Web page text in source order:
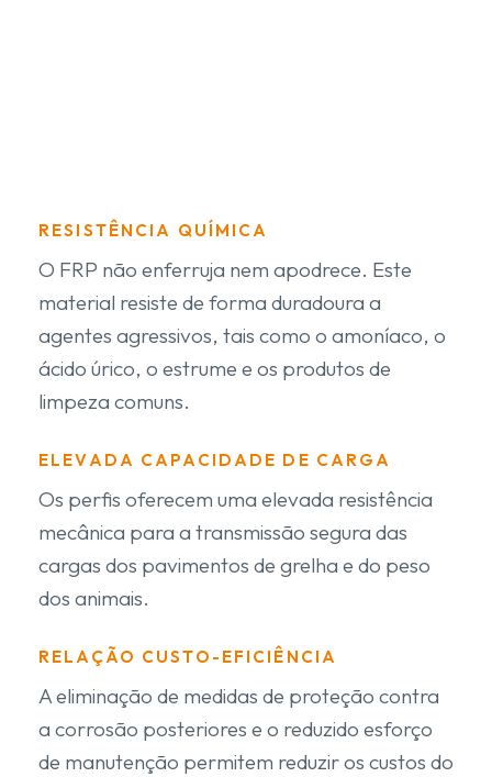
RESISTÊNCIA QUÍMICA
O FRP não enferruja nem apodrece. Este
material resiste de forma duradoura a
agentes agressivos, tais como o amoníaco, o
ácido úrico, o estrume e os produtos de
limpeza comuns.
ELEVADA CAPACIDADE DE CARGA
Os perfis oferecem uma elevada resistência
mecânica para a transmissão segura das
cargas dos pavimentos de grelha e do peso
dos animais.
RELAÇÃO CUSTO-EFICIÊNCIA
A eliminação de medidas de proteção contra
a corrosão posteriores e o reduzido esforço
de manutenção permitem reduzir os custos do